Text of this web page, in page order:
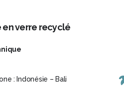
verre recyclé
: Indonésie – Bali